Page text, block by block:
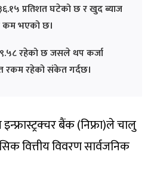
प्रतिशत घटेको छ र खुद ब्याज
कम भएको छ।
रहेको छ जसले थप कर्जा
रकम रहेको संकेत गर्दछ।
बैंक (निफ्रा)ले चालु
वित्तीय विवरण सार्वजनिक